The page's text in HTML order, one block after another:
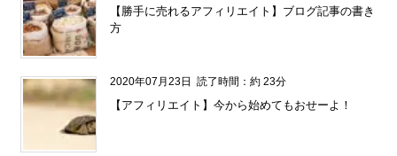
【勝手に売れるアフィリエイト】ブログ記事の書き
方
2020年07月23日 読了時間：約 23分
【アフィリエイト】今から始めてもおせーよ！